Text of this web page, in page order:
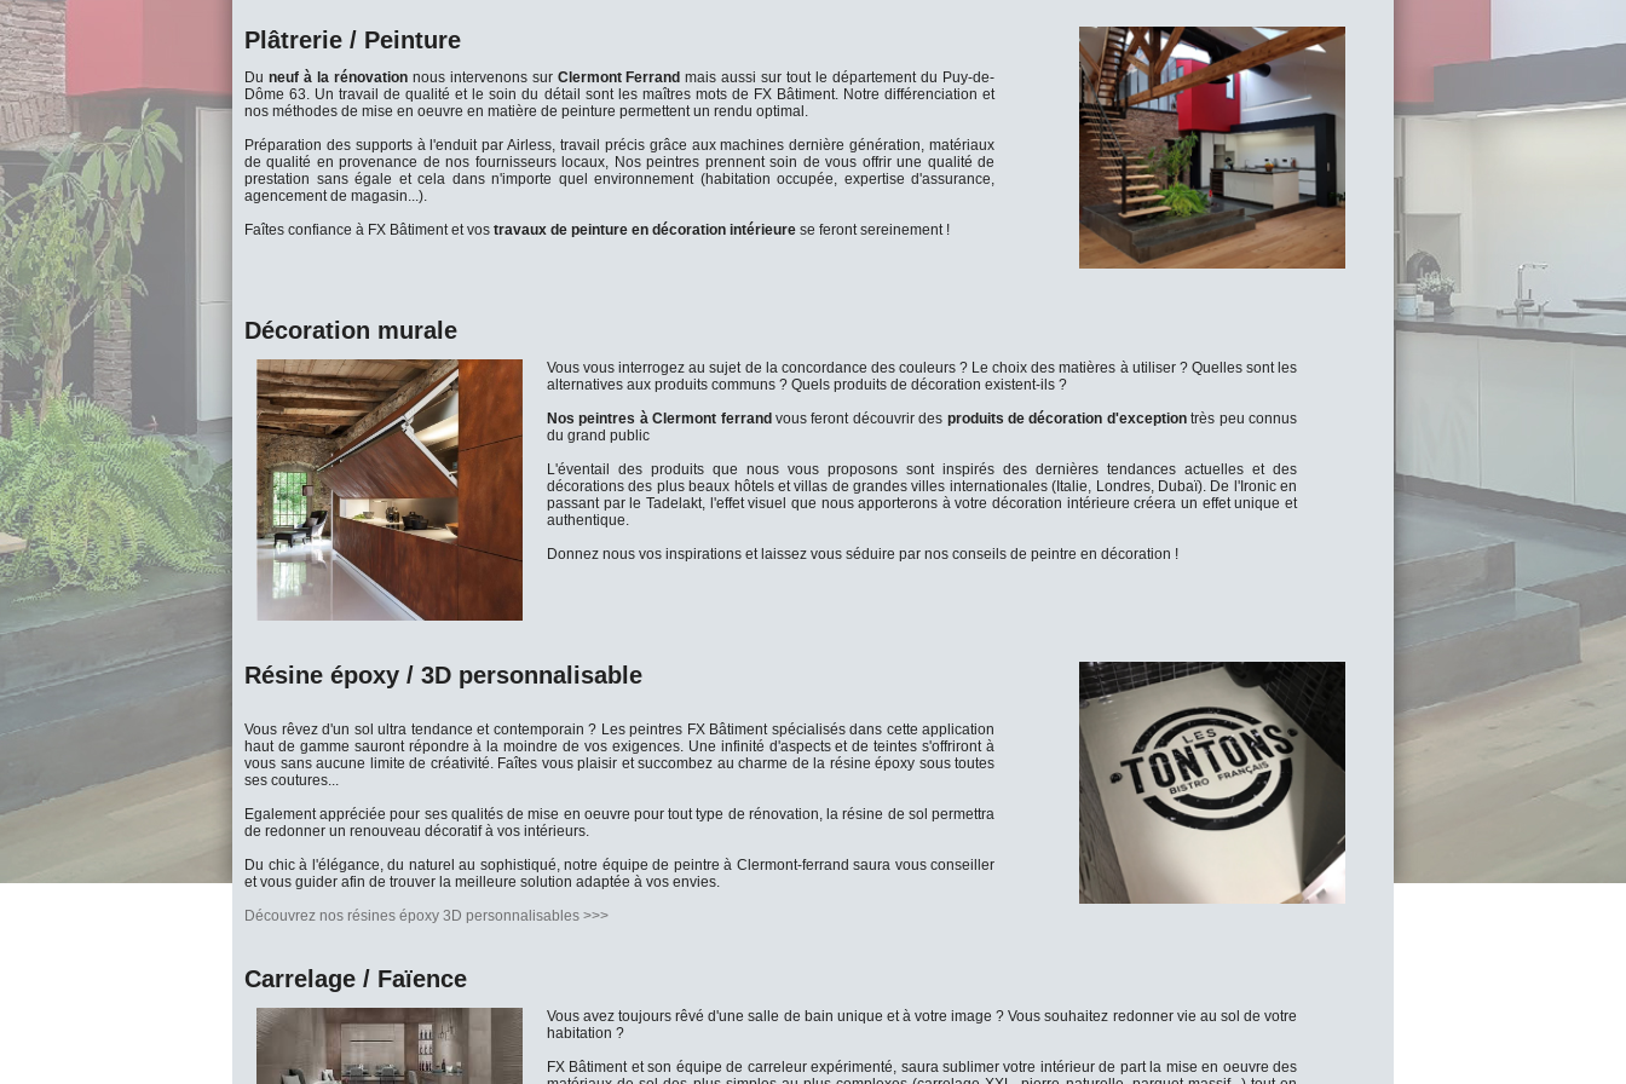
Plâtrerie / Peinture
Du neuf à la rénovationnous intervenons sur Clermont Ferrand mais aussi sur tout le département du Puy-de-
Dôme 63. Un travail de qualité et le soin du détail sont les maîtres mots de FX Bâtiment. Notre différenciation et
nos méthodes de mise en oeuvre en matière de peinture permettent un rendu optimal.
Préparation des supports à l'enduit par Airless, travail précis grâce aux machines dernière génération, matériaux
de qualité en provenance de nos fournisseurs locaux, Nos peintres prennent soin de vous offrir une qualité de
prestation sans égale et cela dans n'importe quel environnement (habitation occupée, expertise d'assurance,
agencement de magasin...).
Faîtes confiance à FX Bâtiment et vos travaux de peinture en décoration intérieure se feront sereinement !
Décoration murale
Vous vous interrogez au sujet de la concordance des couleurs ? Le choix des matières à utiliser ? Quelles sont les
alternatives aux produits communs ? Quels produits de décoration existent-ils ?
Nos peintres à Clermont ferrand vous feront découvrir des produits de décoration d'exceptiontrès peu connus
du grand public
L'éventail des produits que nous vous proposons sont inspirés des dernières tendances actuelles et des
décorations des plus beaux hôtels et villas de grandes villes internationales (Italie, Londres, Dubaï). De l'Ironic en
passant par le Tadelakt, l'effet visuel que nous apporterons à votre décoration intérieure créera un effet unique et
authentique.
Donnez nous vos inspirations et laissez vous séduire par nos conseils de peintre en décoration !
Résine époxy / 3D personnalisable
Vous rêvez d'un sol ultra tendance et contemporain ? Les peintres FX Bâtiment spécialisés dans cette application
haut de gamme sauront répondre à la moindre de vos exigences. Une infinité d'aspects et de teintes s'offriront à
vous sans aucune limite de créativité. Faîtes vous plaisir et succombez au charme de la résine époxy sous toutes
ses coutures...
Egalement appréciée pour ses qualités de mise en oeuvre pour tout type de rénovation, la résine de sol permettra
de redonner un renouveau décoratif à vos intérieurs.
Du chic à l'élégance, du naturel au sophistiqué, notre équipe de peintre à Clermont-ferrand saura vous conseiller
et vous guider afin de trouver la meilleure solution adaptée à vos envies.
Découvrez nos résines époxy 3D personnalisables >>>
Carrelage / Faïence
Vous avez toujours rêvé d'une salle de bain unique et à votre image ? Vous souhaitez redonner vie au sol de votre
habitation ?
FX Bâtiment et son équipe de carreleur expérimenté, saura sublimer votre intérieur de part la mise en oeuvre des